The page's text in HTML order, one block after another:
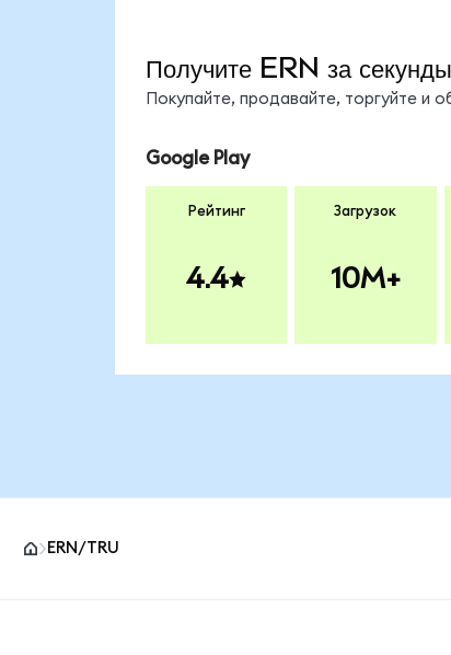
Получите ERN за секунды
Покупайте, продавайте, торгуйте и
Google Play
Рейтинг
4.4
Загрузок
10M+
ERN/TRU